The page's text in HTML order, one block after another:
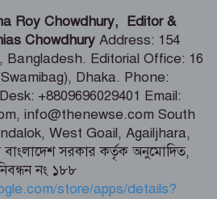
বিজিবি অভিযানে চোরাচালান
আটক
চাহিদা সম্পন্ন ক্রীড়াবিদদের জন্য
মানের টুর্নামেন্ট হবে -ক্রীড়া
স্বাস্থ্যসেবা নিশ্চিতে মান্দায় এমপি
ও নেবুলাইজার বিতরণ
Roy Chowdhury, Editor &
Chowdhury Address: 154
Bangladesh. Editorial Office: 16
Dhaka. Phone:
+8809696029401 Email:
info@thenewse.com South
West Goail, Agailjhara,
বাংলাদেশ সরকার কর্তৃক অনুমোদিত,
নং ১৮৮